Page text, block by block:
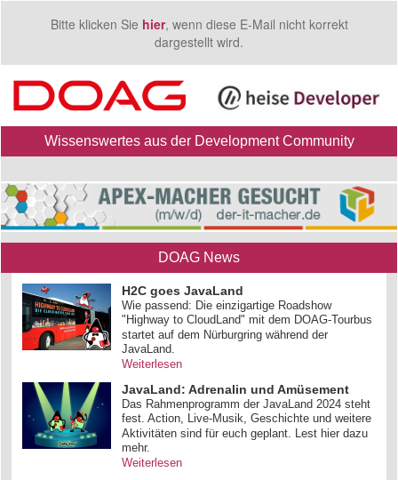
Bitte klicken Sie hier, wenn diese E-Mail nicht korrekt
dargestellt wird.
Wissenswertes aus der Development Community
DOAG News
H2C goes JavaLand
Wie passend: Die einzigartige Roadshow
"Highway to CloudLand" mit dem DOAG-Tourbus
startet auf dem Nürburgring während der
JavaLand.
Weiterlesen
JavaLand: Adrenalin und Amüsement
Das Rahmenprogramm der JavaLand 2024 steht
fest. Action, Live-Musik, Geschichte und weitere
Aktivitäten sind für euch geplant. Lest hier dazu
mehr.
Weiterlesen